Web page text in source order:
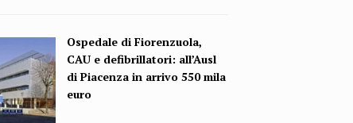
Ospedale di Fiorenzuola,
CAU e defibrillatori: all’Ausl
di Piacenza in arrivo 550 mila
euro